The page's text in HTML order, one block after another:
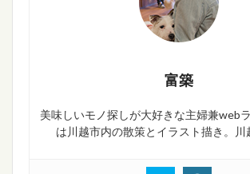
富築
美味しいモノ探しが大好きな主婦兼web
は川越市内の散策とイラスト描き。川